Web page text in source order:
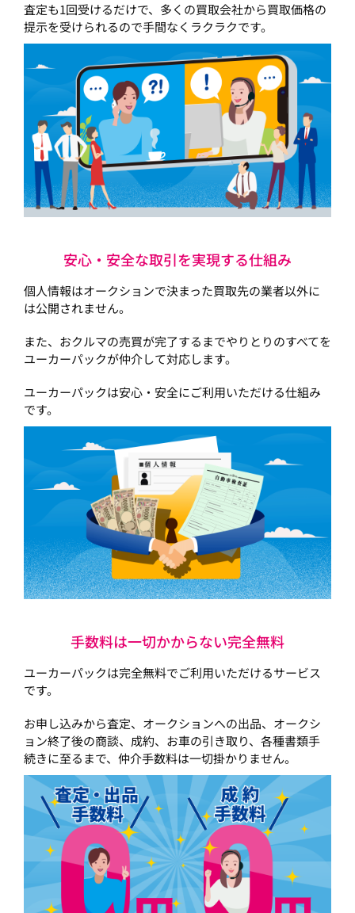
査定も1回受けるだけで、多くの買取会社から買取価格の
提示を受けられるので手間なくラクラクです。
安心・安全な取引を実現する仕組み
個人情報はオークションで決まった買取先の業者以外に
は公開されません。
また、おクルマの売買が完了するまでやりとりのすべてを
ユーカーパックが仲介して対応します。
ユーカーパックは安心・安全にご利用いただける仕組み
です。
手数料は一切かからない完全無料
ユーカーパックは完全無料でご利用いただけるサービス
です。
お申し込みから査定、オークションへの出品、オークシ
ョン終了後の商談、成約、お車の引き取り、各種書類手
続きに至るまで、仲介手数料は一切掛かりません。